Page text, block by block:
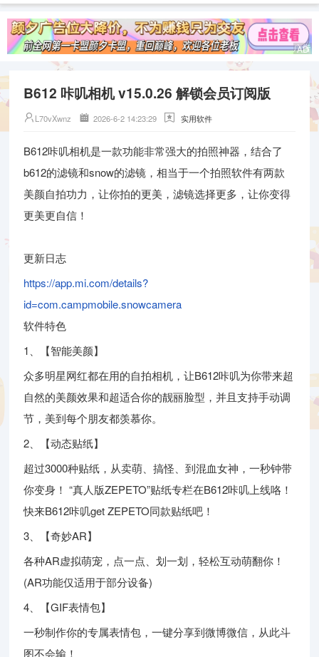
B612 咔叽相机 v15.0.26 解锁会员订阅版
L70vXwnz 2026-6-2 14:23:29 实用软件
B612咔叽相机是一款功能非常强大的拍照神器，结合了
b612的滤镜和snow的滤镜，相当于一个拍照软件有两款
美颜自拍功力，让你拍的更美，滤镜选择更多，让你变得
更美更自信！
更新日志
https://app.mi.com/details?
id=com.campmobile.snowcamera
软件特色
1、【智能美颜】
众多明星网红都在用的自拍相机，让B612咔叽为你带来超
自然的美颜效果和超适合你的靓丽脸型，并且支持手动调
节，美到每个朋友都羡慕你。
2、【动态贴纸】
超过3000种贴纸，从卖萌、搞怪、到混血女神，一秒钟带
你变身！ “真人版ZEPETO”贴纸专栏在B612咔叽上线咯！
快来B612咔叽get ZEPETO同款贴纸吧！
3、【奇妙AR】
各种AR虚拟萌宠，点一点、划一划，轻松互动萌翻你！
(AR功能仅适用于部分设备)
4、【GIF表情包】
一秒制作你的专属表情包，一键分享到微博微信，从此斗
图不会输！